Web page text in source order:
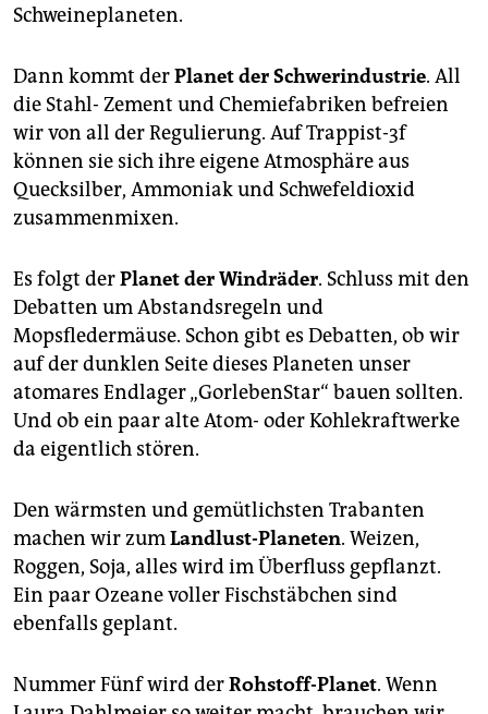
Schweineplaneten.
Dann kommt derPlanet der Schwerindustrie. All
die Stahl- Zement und Chemiefabriken befreien
wir von all der Regulierung. Auf Trappist-3f
können sie sich ihre eigene Atmosphäre aus
Quecksilber, Ammoniak und Schwefeldioxid
zusammenmixen.
Es folgt derPlanet der Windräder. Schluss mit den
Debatten um Abstandsregeln und
Mopsfledermäuse. Schon gibt es Debatten, ob wir
auf der dunklen Seite dieses Planeten unser
atomares Endlager „GorlebenStar“ bauen sollten.
Und ob ein paar alte Atom- oder Kohlekraftwerke
da eigentlich stören.
Den wärmsten und gemütlichsten Trabanten
machen wir zumLandlust-Planeten. Weizen,
Roggen, Soja, alles wird im Überfluss gepflanzt.
Ein paar Ozeane voller Fischstäbchen sind
ebenfalls geplant.
Nummer Fünf wird derRohstoff-Planet. Wenn